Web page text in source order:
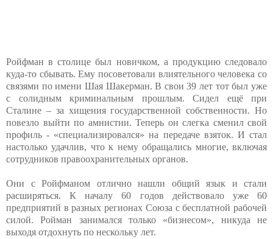
Ройфман в столице был новичком, а продукцию следовало
куда-то сбывать. Ему посоветовали влиятельного человека со
связями по имени Шая Шакерман. В свои 39 лет тот был уже
с солидным криминальным прошлым. Сидел ещё при
Сталине – за хищения государственной собственности. Но
повезло выйти по амнистии. Теперь он слегка сменил свой
профиль - «специализировался» на передаче взяток. И стал
настолько удачлив, что к нему обращались многие, включая
сотрудников правоохранительных органов.
Они с Ройфманом отлично нашли общий язык и стали
расширяться. К началу 60 годов действовало уже 60
предприятий в разных регионах Союза с бесплатной рабочей
силой. Ройман занимался только «бизнесом», никуда не
выходя отдохнуть по нескольку лет.